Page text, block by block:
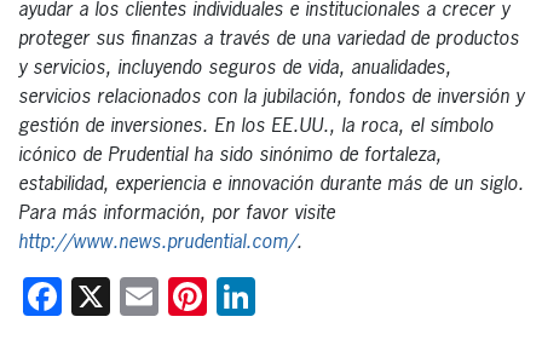
ayudar a los clientes individuales e institucionales a crecer y
proteger sus finanzas a través de una variedad de productos
y servicios, incluyendo seguros de vida, anualidades,
servicios relacionados con la jubilación, fondos de inversión y
gestión de inversiones. En los EE.UU., la roca, el símbolo
icónico de Prudential ha sido sinónimo de fortaleza,
estabilidad, experiencia e innovación durante más de un siglo.
Para más información, por favor visite
http://www.news.prudential.com/.
Facebook
X EmailPinterest